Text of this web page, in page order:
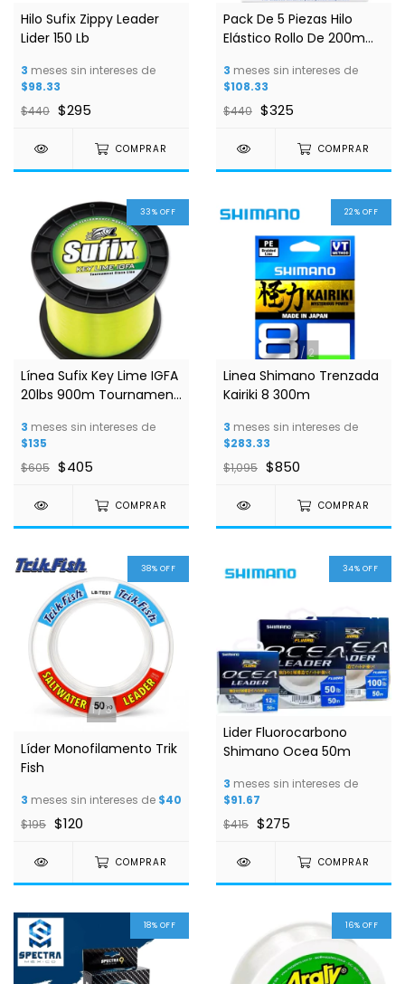
Hilo Sufix Zippy Leader
Lider 150 Lb
3 meses sin intereses de
$98.33
$440 $295
COMPRAR
Pack De 5 Piezas Hilo
Elástico Rollo De 200m
3 meses sin intereses de
$108.33
$440 $325
COMPRAR
33% OFF
Línea Sufix Key Lime IGFA
20lbs 900m Tournament
3 meses sin intereses de
$135
$605 $405
COMPRAR
1/2
22% OFF
Linea Shimano Trenzada
Kairiki 8 300m
3 meses sin intereses de
$283.33
$1,095 $850
COMPRAR
1/3
38% OFF
Líder Monofilamento Trik
Fish
3 meses sin intereses de $40
$195 $120
COMPRAR
34% OFF
Lider Fluorocarbono
Shimano Ocea 50m
3 meses sin intereses de
$91.67
$415 $275
COMPRAR
18% OFF 16% OFF